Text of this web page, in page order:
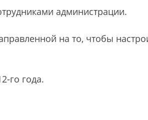
администрации.
на то, чтобы
го года.